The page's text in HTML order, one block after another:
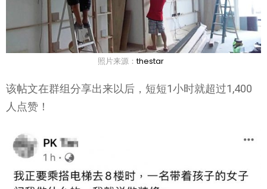
照片来源：thestar
该帖文在群组分享出来以后，短短1小时就超过1,400
人点赞！